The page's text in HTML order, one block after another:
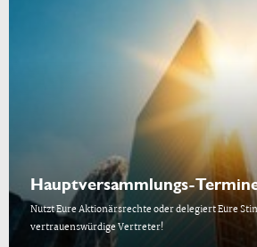
Hauptversammlungs-
Nutzt Eure Aktionärsrechte oder delegiert Eure
vertrauenswürdige Vertreter!